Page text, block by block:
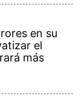
en su
el
más